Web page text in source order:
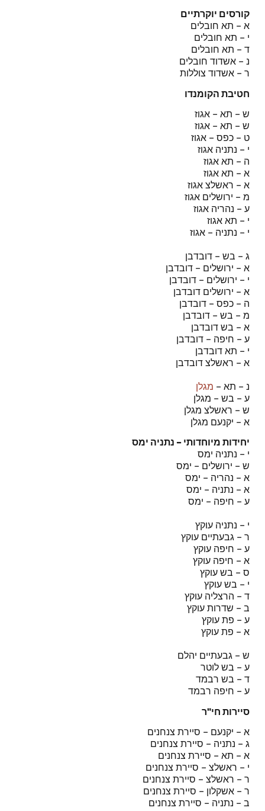
קורסים יוקרתיים
א – תא חובלים
י – תא חובלים
ד – תא חובלים
נ – אשדוד חובלים
ר – אשדוד צוללות
חטיבת הקומנדו
ש – תא – אגוז
ש – תא – אגוז
ט – כפס – אגוז
י – נתניה אגוז
ה – תא אגוז
א – תא אגוז
א – ראשלצ אגוז
מ – ירושלים אגוז
ע – נהריה אגוז
י – תא אגוז
י – נתניה – אגוז
ג – בש – דובדבן
א – ירושלים – דובדבן
י – ירושלים – דובדבן
א – ירושלים דובדבן
ה – כפס – דובדבן
מ – בש – דובדבן
א – בש דובדבן
ע – חיפה – דובדבן
י – תא דובדבן
א – ראשלצ דובדבן
נ – תא – מגלן
ע – בש – מגלן
ש – ראשלצ מגלן
א – יקנעם מגלן
יחידות מיוחדותי – נתניה ימס
י – נתניה ימס
ש – ירושלים – ימס
א – נהריה – ימס
א – נתניה – ימס
ע – חיפה – ימס
י – נתניה עוקץ
ר – גבעתיים עוקץ
ע – חיפה עוקץ
א – חיפה עוקץ
ס – בש עוקץ
י – בש עוקץ
ד – הרצליה עוקץ
ב – שדרות עוקץ
ע – פת עוקץ
א – פת עוקץ
ש – גבעתיים יהלם
ע – בש לוטר
ד – בש רבמד
ע – חיפה רבמד
סיירות חי"ר
א – יקנעם – סיירת צנחנים
ג – נתניה – סיירת צנחנים
א – תא – סיירת צנחנים
י – ראשלצ – סיירת צנחנים
ר – ראשלצ – סיירת צנחנים
ר – אשקלון – סיירת צנחנים
ב – נתניה – סיירת צנחנים